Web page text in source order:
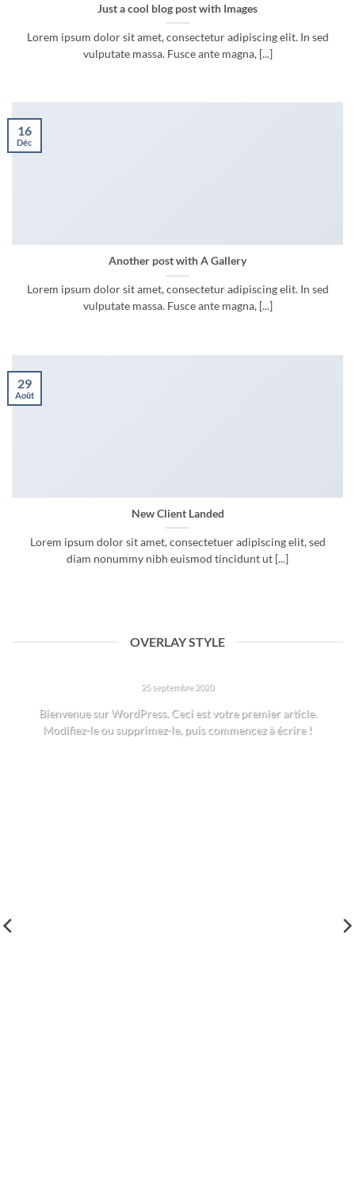
Just a cool blog post with Images
Lorem ipsum dolor sit amet, consectetur adipiscing elit. In sed
vulputate massa. Fusce ante magna, [...]
Another post with A Gallery
Lorem ipsum dolor sit amet, consectetur adipiscing elit. In sed
vulputate massa. Fusce ante magna, [...]
16
Déc
New Client Landed
Lorem ipsum dolor sit amet, consectetuer adipiscing elit, sed
diam nonummy nibh euismod tincidunt ut [...]
29
Août
OVERLAY STYLE
25 septembre 2020
Bienvenue sur WordPress. Ceci est votre premier article.
Modifiez-le ou supprimez-le, puis commencez à écrire !